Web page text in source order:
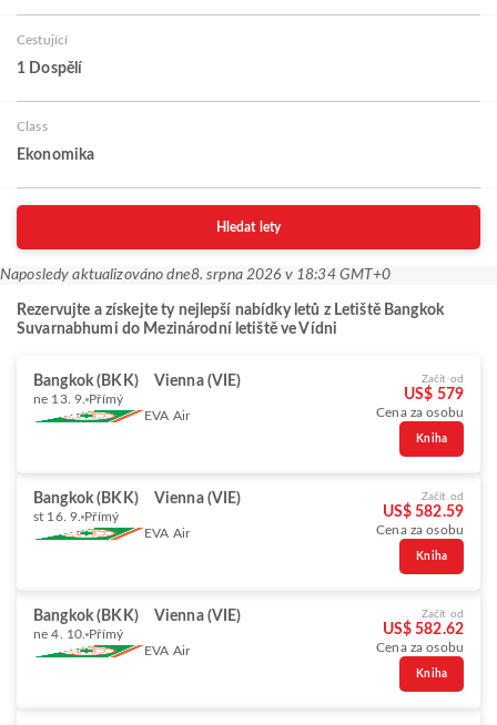
Cestující
1 Dospělí
Class
Ekonomika
Hledat lety
Naposledy aktualizováno dne8. srpna 2026 v 18:34 GMT+0
Rezervujte a získejte ty nejlepší nabídky letů z Letiště Bangkok
Suvarnabhumi do Mezinárodní letiště ve Vídni
Bangkok (BKK) Vienna (VIE)
ne 13. 9. Přímý
EVA Air
Začít od
US$ 579
Cena za osobu
Kniha
Bangkok (BKK) Vienna (VIE)
st 16. 9. Přímý
EVA Air
Začít od
US$ 582.59
Cena za osobu
Kniha
Bangkok (BKK) Vienna (VIE)
ne 4. 10. Přímý
EVA Air
Začít od
US$ 582.62
Cena za osobu
Kniha